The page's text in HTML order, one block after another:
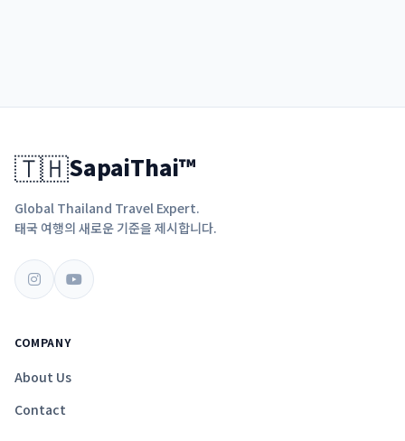
🇹🇭SapaiThai™
Global Thailand Travel Expert.
태국 여행의 새로운 기준을 제시합니다.
COMPANY
About Us
Contact